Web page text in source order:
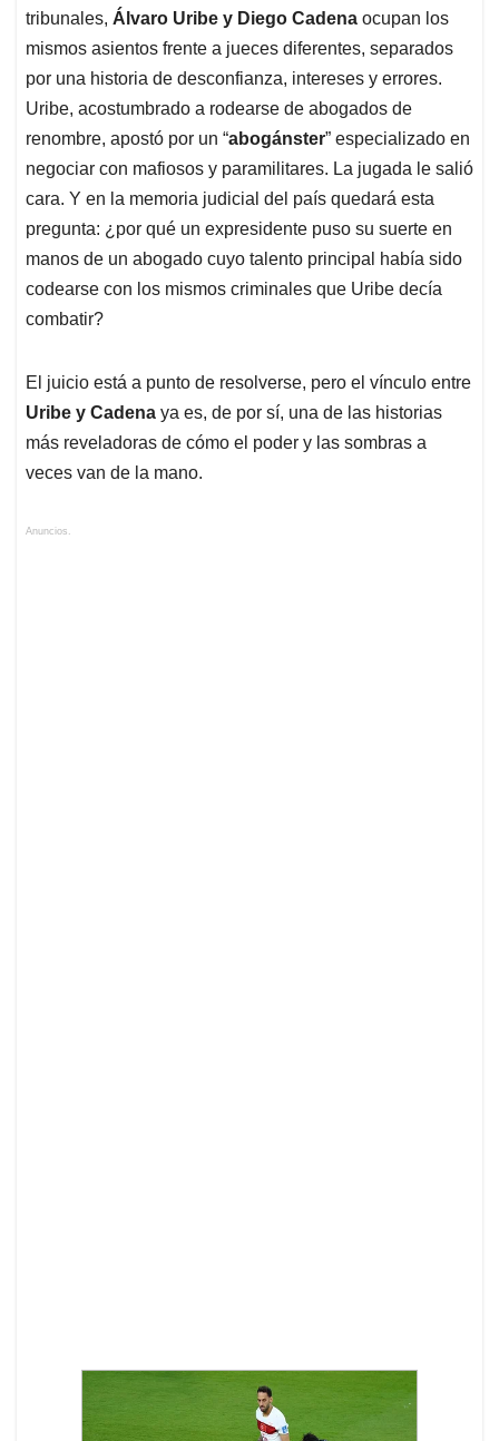
tribunales, Álvaro Uribe y Diego Cadena ocupan los
mismos asientos frente a jueces diferentes, separados
por una historia de desconfianza, intereses y errores.
Uribe, acostumbrado a rodearse de abogados de
renombre, apostó por un “abogánster” especializado en
negociar con mafiosos y paramilitares. La jugada le salió
cara. Y en la memoria judicial del país quedará esta
pregunta: ¿por qué un expresidente puso su suerte en
manos de un abogado cuyo talento principal había sido
codearse con los mismos criminales que Uribe decía
combatir?
El juicio está a punto de resolverse, pero el vínculo entre
Uribe y Cadena ya es, de por sí, una de las historias
más reveladoras de cómo el poder y las sombras a
veces van de la mano.
Anuncios.